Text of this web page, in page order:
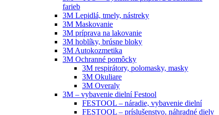
farieb
3M Lepidlá, tmely, nástreky
3M Maskovanie
3M príprava na lakovanie
3M hoblíky, brúsne bloky
3M Autokozmetika
3M Ochranné pomôcky
3M respirátory, polomasky, masky
3M Okuliare
3M Overaly
3M – vybavenie dielní Festool
FESTOOL – náradie, vybavenie dielní
FESTOOL – príslušenstvo, náhradné diely